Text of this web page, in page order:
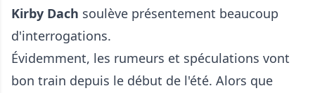
Kirby Dach soulève présentement beaucoup
d'interrogations.
Évidemment, les rumeurs et spéculations vont
bon train depuis le début de l'été. Alors que